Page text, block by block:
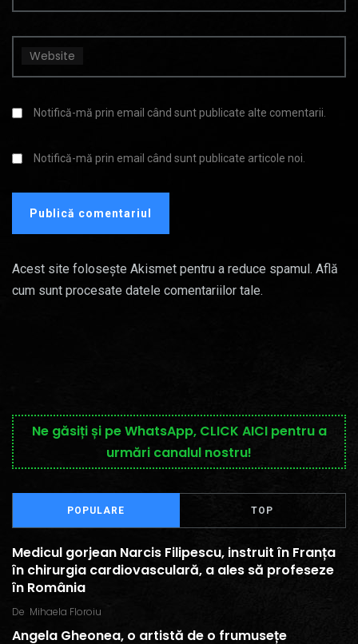
Website
Notifică-mă prin email când sunt publicate alte comentarii.
Notifică-mă prin email când sunt publicate articole noi.
Acest site folosește Akismet pentru a reduce spamul. Află
cum sunt procesate datele comentariilor tale.
Ne găsiți și pe WhatsApp, CLICK AICI pentru a
urmări canalul nostru!
POPULARE TOP
Medicul gorjean Narcis Filipescu, instruit în Franța
în chirurgia cardiovasculară, a ales să profeseze
în România
De Mihaela Floroiu
Angela Gheonea, o artistă de o frumusețe